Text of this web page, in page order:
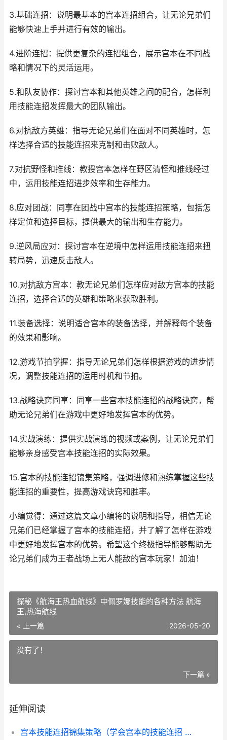
3.基础连招：说明最基本的宫本连招组合，让无论兄弟们
能够快速上手并进行有效的输出。
4.进阶连招：提供更复杂的连招组合，展示宫本在不同战
略和情况下的灵活运用。
5.和队友协作：探讨宫本和其他英雄之间的配合，怎样利
用技能连招发挥最大的团队输出。
6.对抗敌方英雄：指导无论兄弟们在面对不同英雄时，怎
样选择合适的技能连招来克制和击败敌人。
7.对抗野怪和推线：教授宫本怎样在野区清怪和推线经过
中，运用技能连招进步效率和生存能力。
8.应对团战：同享在团战中宫本的技能连招策略，包括怎
样定位和选择目标，提供最大的输出和生存能力。
9.逆风局应对：探讨宫本在逆境中怎样运用技能连招来扭
转局势，迅速反击敌人。
10.对抗敌方宫本：教无论兄弟们怎样应对敌方宫本的技能
连招，选择合适的英雄和策略来获取胜利。
11.装备选择：说明适合宫本的装备选择，并解释每个装备
的效果和影响。
12.游戏节拍掌握：指导无论兄弟们怎样根据游戏的进步情
况，调整技能连招的运用时机和节拍。
13.战略诀窍同享：同享一些宫本技能连招的战略诀窍，帮
助无论兄弟们在游戏中更好地发挥宫本的优势。
14.实战演练：提供实战演练的视频或案例，让无论兄弟们
能够亲身感受宫本技能连招的实际效果。
15.宫本的技能连招锦集策略，强调进修和熟练掌握这些技
能连招的重要性，提高游戏诀窍和胜率。
小编觉得：通过这篇文章小编将的说明和指导，相信无论
兄弟们已经掌握了宫本的技能连招，并了解了怎样在游戏
中更好地发挥宫本的优势。希望这个终极指导能够帮助无
论兄弟们成为王者战场上无人能敌的宫本玩家！加油！
探秘《航海王热血航线》中佩罗娜技能的各种方法 航海
王,热海航线
« 上一篇 2026-05-20
没有了！
下一篇 »
延伸阅读
宫本技能连招锦集策略（学会宫本的技能连招 宫本连招教学